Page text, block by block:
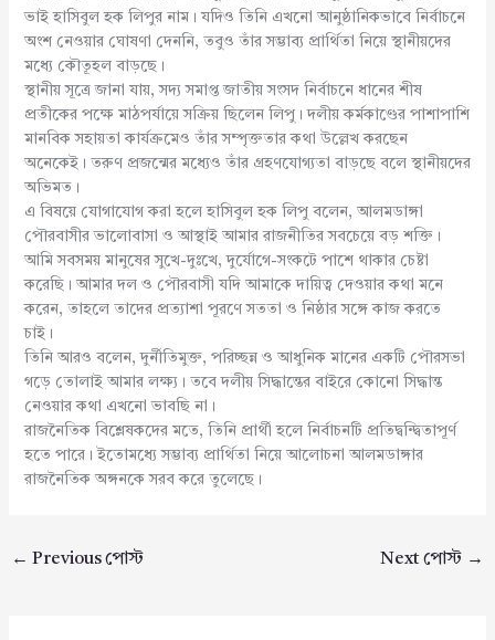
ভাই হাসিবুল হক লিপুর নাম। যদিও তিনি এখনো আনুষ্ঠানিকভাবে নির্বাচনে
অংশ নেওয়ার ঘোষণা দেননি, তবুও তাঁর সম্ভাব্য প্রার্থিতা নিয়ে স্থানীয়দের
মধ্যে কৌতূহল বাড়ছে।
স্থানীয় সূত্রে জানা যায়, সদ্য সমাপ্ত জাতীয় সংসদ নির্বাচনে ধানের শীষ
প্রতীকের পক্ষে মাঠপর্যায়ে সক্রিয় ছিলেন লিপু। দলীয় কর্মকাণ্ডের পাশাপাশি
মানবিক সহায়তা কার্যক্রমেও তাঁর সম্পৃক্ততার কথা উল্লেখ করছেন
অনেকেই। তরুণ প্রজন্মের মধ্যেও তাঁর গ্রহণযোগ্যতা বাড়ছে বলে স্থানীয়দের
অভিমত।
এ বিষয়ে যোগাযোগ করা হলে হাসিবুল হক লিপু বলেন, আলমডাঙ্গা
পৌরবাসীর ভালোবাসা ও আস্থাই আমার রাজনীতির সবচেয়ে বড় শক্তি।
আমি সবসময় মানুষের সুখে-দুঃখে, দুর্যোগে-সংকটে পাশে থাকার চেষ্টা
করেছি। আমার দল ও পৌরবাসী যদি আমাকে দায়িত্ব দেওয়ার কথা মনে
করেন, তাহলে তাদের প্রত্যাশা পূরণে সততা ও নিষ্ঠার সঙ্গে কাজ করতে
চাই।
তিনি আরও বলেন, দুর্নীতিমুক্ত, পরিচ্ছন্ন ও আধুনিক মানের একটি পৌরসভা
গড়ে তোলাই আমার লক্ষ্য। তবে দলীয় সিদ্ধান্তের বাইরে কোনো সিদ্ধান্ত
নেওয়ার কথা এখনো ভাবছি না।
রাজনৈতিক বিশ্লেষকদের মতে, তিনি প্রার্থী হলে নির্বাচনটি প্রতিদ্বন্দ্বিতাপূর্ণ
হতে পারে। ইতোমধ্যে সম্ভাব্য প্রার্থিতা নিয়ে আলোচনা আলমডাঙ্গার
রাজনৈতিক অঙ্গনকে সরব করে তুলেছে।
← Previous পোস্ট Next পোস্ট →